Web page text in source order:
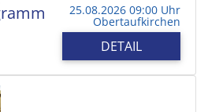
25.08.2026 09:00 Uhr
Obertaufkirchen
DETAIL